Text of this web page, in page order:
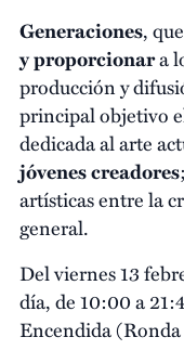
Generaciones,
y proporcionara
producción y
principal objetivo
dedicada al arte
jóvenes creadores
artísticas entre la
general.
Del viernes 13
día, de 10:00 a
Encendida